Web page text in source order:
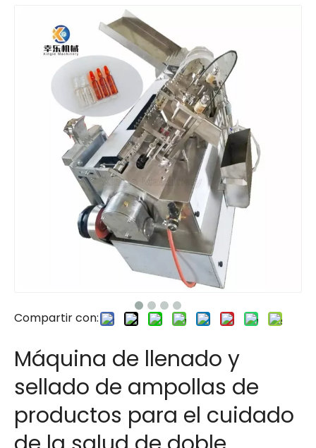
Compartir con:
Máquina de llenado y
sellado de ampollas de
productos para el cuidado